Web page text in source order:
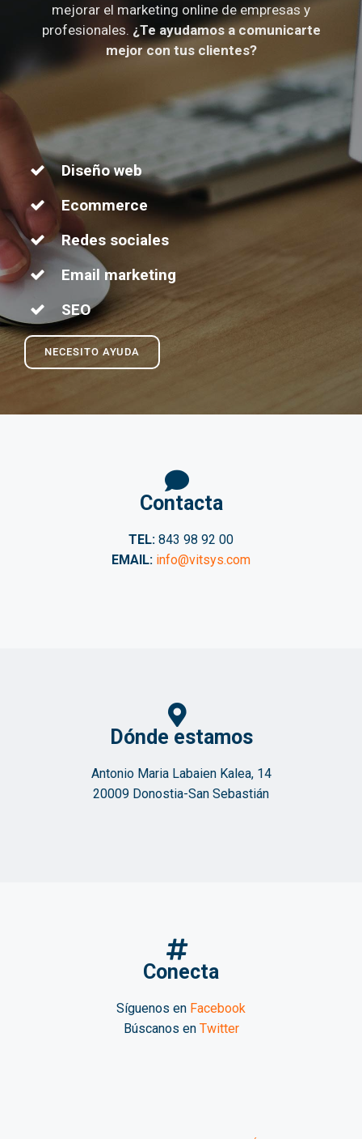
mejorar el marketing online de empresas y
profesionales. ¿Te ayudamos a comunicarte
mejor con tus clientes?
Diseño web
Ecommerce
Redes sociales
Email marketing
SEO
NECESITO AYUDA
Contacta
TEL: 843 98 92 00
EMAIL: info@vitsys.com
Dónde estamos
Antonio Maria Labaien Kalea, 14
20009 Donostia-San Sebastián
Conecta
Síguenos en Facebook
Búscanos en Twitter